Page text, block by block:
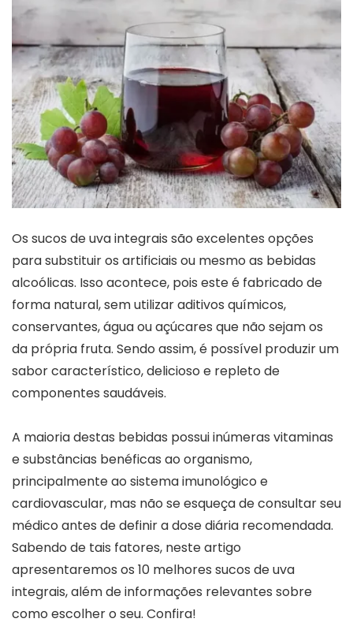
Os sucos de uva integrais são excelentes opções
para substituir os artificiais ou mesmo as bebidas
alcoólicas. Isso acontece, pois este é fabricado de
forma natural, sem utilizar aditivos químicos,
conservantes, água ou açúcares que não sejam os
da própria fruta. Sendo assim, é possível produzir um
sabor característico, delicioso e repleto de
componentes saudáveis.
A maioria destas bebidas possui inúmeras vitaminas
e substâncias benéficas ao organismo,
principalmente ao sistema imunológico e
cardiovascular, mas não se esqueça de consultar seu
médico antes de definir a dose diária recomendada.
Sabendo de tais fatores, neste artigo
apresentaremos os 10 melhores sucos de uva
integrais, além de informações relevantes sobre
como escolher o seu. Confira!